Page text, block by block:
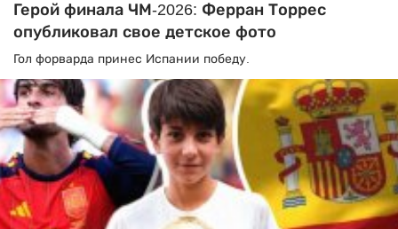
Герой финала ЧМ-2026: Ферран Торрес
опубликовал свое детское фото
Гол форварда принес Испании победу.